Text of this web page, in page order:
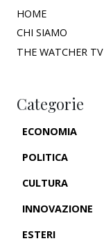
HOME
CHI SIAMO
THE WATCHER TV
Categorie
ECONOMIA
POLITICA
CULTURA
INNOVAZIONE
ESTERI